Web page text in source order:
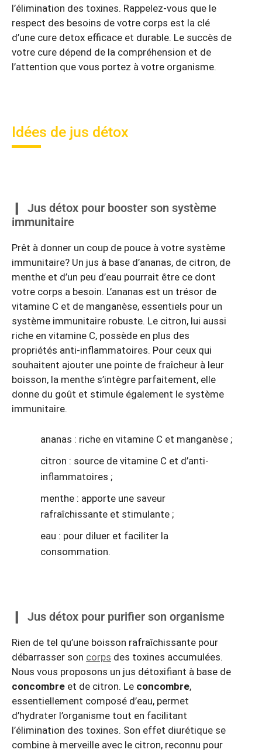
l’élimination des toxines. Rappelez-vous que le
respect des besoins de votre corps est la clé
d’une cure detox efficace et durable. Le succès de
votre cure dépend de la compréhension et de
l’attention que vous portez à votre organisme.
Idées de jus détox
Jus détox pour booster son système
immunitaire
Prêt à donner un coup de pouce à votre système
immunitaire? Un jus à base d’ananas, de citron, de
menthe et d’un peu d’eau pourrait être ce dont
votre corps a besoin. L’ananas est un trésor de
vitamine C et de manganèse, essentiels pour un
système immunitaire robuste. Le citron, lui aussi
riche en vitamine C, possède en plus des
propriétés anti-inflammatoires. Pour ceux qui
souhaitent ajouter une pointe de fraîcheur à leur
boisson, la menthe s’intègre parfaitement, elle
donne du goût et stimule également le système
immunitaire.
ananas : riche en vitamine C et manganèse ;
citron : source de vitamine C et d’anti-
inflammatoires ;
menthe : apporte une saveur
rafraîchissante et stimulante ;
eau : pour diluer et faciliter la
consommation.
Jus détox pour purifier son organisme
Rien de tel qu’une boisson rafraîchissante pour
débarrasser son corps des toxines accumulées.
Nous vous proposons un jus détoxifiant à base de
concombre et de citron. Le concombre,
essentiellement composé d’eau, permet
d’hydrater l’organisme tout en facilitant
l’élimination des toxines. Son effet diurétique se
combine à merveille avec le citron, reconnu pour